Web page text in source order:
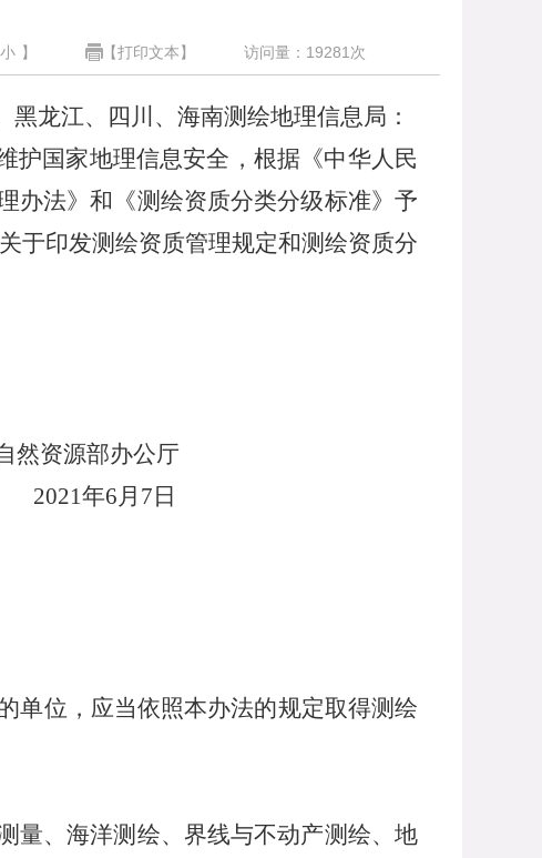
小 】 【打印文本】 访问量： 19281 次
龙江、四川、海南测绘地理信息局：
国家地理信息安全，根据《中华人民
办法》和《测绘资质分类分级标准》予
于印发测绘资质管理规定和测绘资质分
公厅
2021年6月 7 日
位，应当依照本办法的规定取得测绘
、海洋测绘、界线与不动产测绘、地